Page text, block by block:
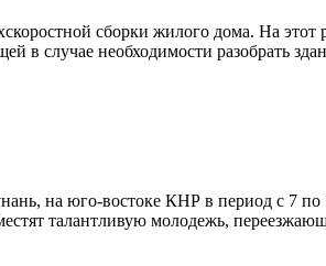
сборки жилого дома. На
случае необходимости разобрать
на юго-востоке КНР в период с 7
талантливую молодежь,